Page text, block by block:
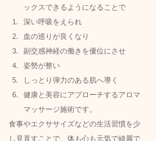
ックスできるようになることで
深い呼吸をえられ
血の巡りが良くなり
副交感神経の働きを優位にさせ
姿勢が整い
しっとり弾力のある肌へ導く
健康と美容にアプローチするアロマ
マッサージ施術です。
食事やエクササイズなどの生活習慣を少
し見直すことで、体も心も元気で綺麗で